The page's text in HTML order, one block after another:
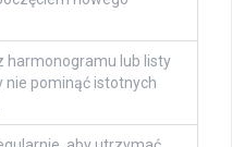
harmonogramu lub listy
nie pominąć istotnych